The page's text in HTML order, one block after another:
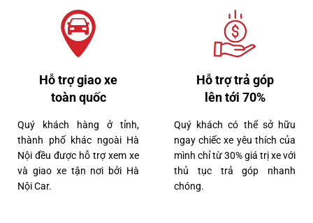
3 tỷ 260 triệu
Lexus RX300 2022
Hỗ trợ giao xe
toàn quốc
Quý khách hàng ở tỉnh,
thành phố khác ngoài Hà
Nội đều được hỗ trợ xem xe
và giao xe tận nơi bởi Hà
Nội Car.
Hỗ trợ trả góp
lên tới 70%
Quý khách có thể sở hữu
ngay chiếc xe yêu thích của
mình chỉ từ 30% giá trị xe với
thủ tục trả góp nhanh
chóng.